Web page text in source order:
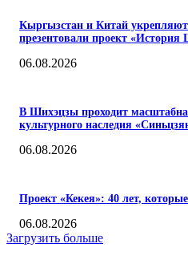
Кыргызстан и Китай
презентовали проект «История
06.08.2026
В Шихэцзы проходит
культурного наследия
06.08.2026
Проект «Кекея»: 40 лет,
06.08.2026
Загрузить больше